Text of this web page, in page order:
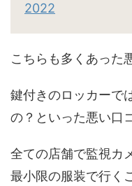
2022
こちらも多くあった
鍵付きのロッカーで
の？といった悪い口
全ての店舗で監視カ
最小限の服装で行く